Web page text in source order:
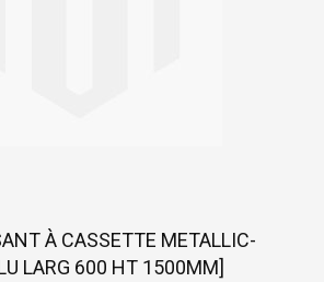
À CASSETTE METALLIC-
LARG 600 HT 1500MM]